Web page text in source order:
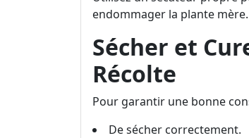
endommager la plante mère.
Sécher et
Récolte
Pour garantir une bonne
De sécher correctement.